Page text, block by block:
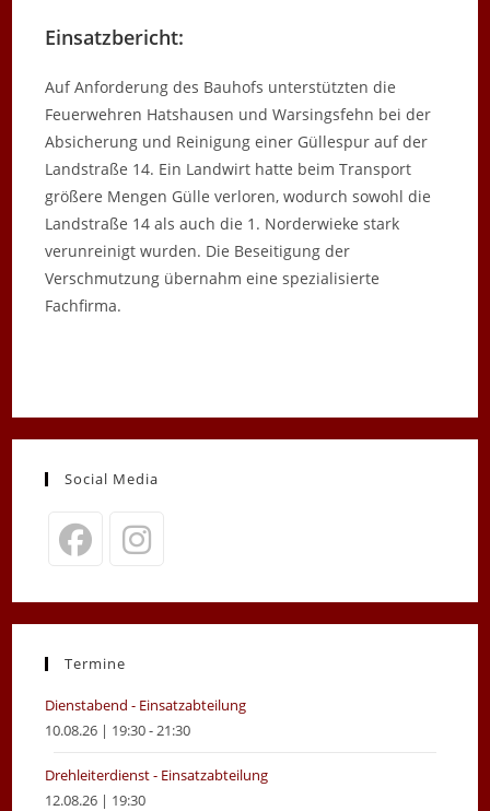
Einsatzbericht:
Auf Anforderung des Bauhofs unterstützten die
Feuerwehren Hatshausen und Warsingsfehn bei der
Absicherung und Reinigung einer Güllespur auf der
Landstraße 14. Ein Landwirt hatte beim Transport
größere Mengen Gülle verloren, wodurch sowohl die
Landstraße 14 als auch die 1. Norderwieke stark
verunreinigt wurden. Die Beseitigung der
Verschmutzung übernahm eine spezialisierte
Fachfirma.
Social Media
in
new
in
new
Termine
Dienstabend - Einsatzabteilung
10.08.26 | 19:30 - 21:30
Drehleiterdienst - Einsatzabteilung
12.08.26 | 19:30